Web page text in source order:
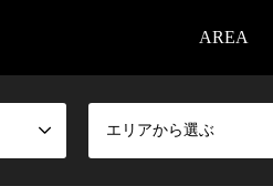
AREA
エリアから選ぶ